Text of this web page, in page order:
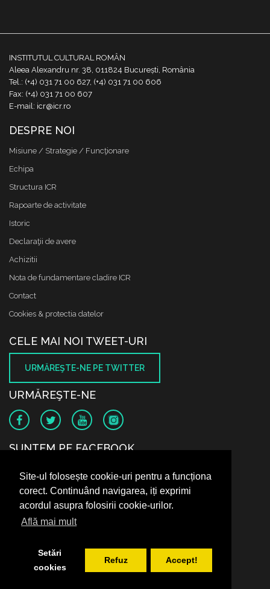
Site-ul folosește cookie-uri pentru a funcționa
corect. Continuând navigarea, iți exprimi
acordul asupra folosirii cookie-urilor.
Află mai mult
Setări
cookies
Refuz Accept!
INSTITUTUL CULTURAL ROMÂN
Aleea Alexandru nr. 38, 011824 București, România
Tel.: (+4) 031 71 00 627, (+4) 031 71 00 606
Fax: (+4) 031 71 00 607
E-mail: icr@icr.ro
DESPRE NOI
Misiune / Strategie / Funcţionare
Echipa
Structura ICR
Rapoarte de activitate
Istoric
Declaraţii de avere
Achizitii
Nota de fundamentare cladire ICR
Contact
Cookies & protectia datelor
CELE MAI NOI TWEET-URI
URMĂREŞTE-NE PE TWITTER
URMĂREŞTE-NE
SUNTEM PE FACEBOOK